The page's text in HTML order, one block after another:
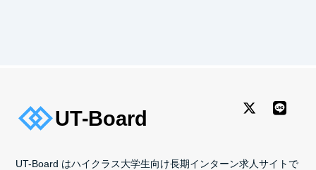
UT-Board はハイクラス大学生向け長期インターン求人サイトで